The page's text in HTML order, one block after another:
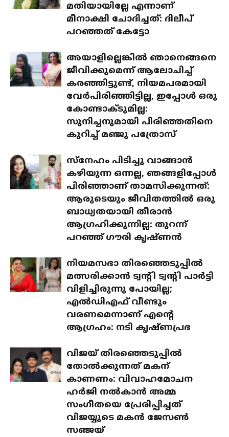
മതിയായില്ലേ എന്നാണ്
മീനാക്ഷി ചോദിച്ചത്: ദിലീപ്
പറഞ്ഞത് കേട്ടോ
അയാളില്ലെങ്കിൽ ഞാനെങ്ങനെ
ജീവിക്കുമെന്ന് ആലോചിച്ച്
കരഞ്ഞിട്ടുണ്ട്, നിയമപരമായി
വേർപിരിഞ്ഞിട്ടില്ല, ഇപ്പോൾ ഒരു
കോണ്ടാക്ടുമില്ല:
സുനിച്ചനുമായി പിരിഞ്ഞതിനെ
കുറിച്ച് മഞ്ജു പത്രോസ്
സ്‌നേഹം പിടിച്ചു വാങ്ങാൻ
കഴിയുന്ന ഒന്നല്ല, ഞങ്ങളിപ്പോൾ
പിരിഞ്ഞാണ് താമസിക്കുന്നത്:
ആരുടെയും ജീവിതത്തിൽ ഒരു
ബാധ്യതയായി തീരാൻ
ആഗ്രഹിക്കുന്നില്ല: തുറന്ന്
പറഞ്ഞ് ഗൗരി കൃഷ്ണൻ
നിയമസഭാ തിരഞ്ഞെടുപ്പിൽ
മത്സരിക്കാൻ ട്വന്റി ട്വന്റി പാർട്ടി
വിളിച്ചിരുന്നു പോയില്ല;
എൽഡിഎഫ് വീണ്ടും
വരണമെന്നാണ് എന്റെ
ആഗ്രഹം: നടി കൃഷ്ണപ്രഭ
വിജയ് തിരഞ്ഞെടുപ്പിൽ
തോൽക്കുന്നത് മകന്
കാണണം: വിവാഹമോചന
ഹർജി നൽകാൻ അമ്മ
സംഗീതയെ പ്രേരിപ്പിച്ചത്
വിജയ്യുടെ മകൻ ജേസൺ
സഞ്ജയ്